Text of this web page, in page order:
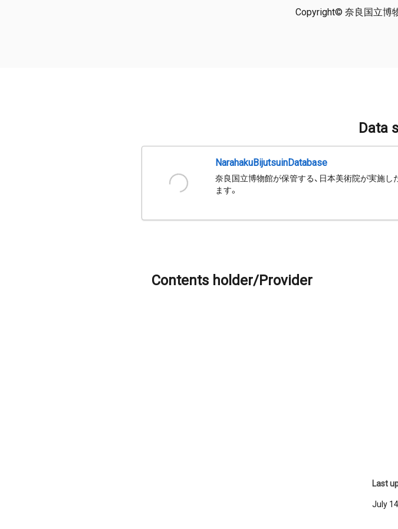
Copyright© 奈良国立博
Data
NarahakuBijutsuinDatabase
奈良国立博物館が保管する、日本美術院が実施し
ます。
Contents holder/Provider
Last
July